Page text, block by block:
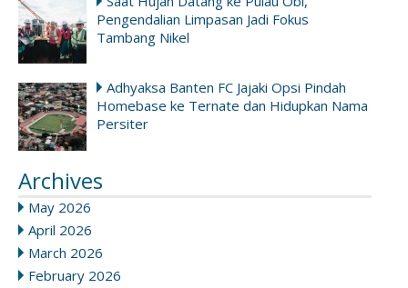
Pengendalian Limpasan Jadi Fokus
Tambang Nikel
Adhyaksa Banten FC Jajaki Opsi Pindah
Homebase ke Ternate dan Hidupkan Nama
Persiter
Archives
May 2026
April 2026
March 2026
February 2026